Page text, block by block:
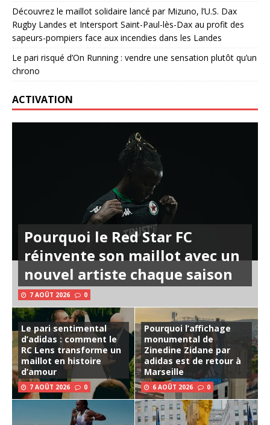
Découvrez le maillot solidaire lancé par Mizuno, l’U.S. Dax
Rugby Landes et Intersport Saint-Paul-lès-Dax au profit des
sapeurs-pompiers face aux incendies dans les Landes
Le pari risqué d’On Running : vendre une sensation plutôt qu’un
chrono
ACTIVATION
Pourquoi le Red Star FC
réinvente son maillot avec un
nouvel artiste chaque saison
7 AOÛT 2026 0
Le pari sentimental
d’adidas : comment le
RC Lens transforme un
maillot en histoire
d’amour
7 AOÛT 2026 0
Pourquoi l’affichage
monumental de
Zinedine Zidane par
adidas est de retour à
Marseille
6 AOÛT 2026 0